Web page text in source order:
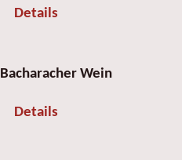
Details
Bacharacher Wein
Details